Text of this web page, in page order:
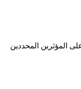
المؤثرين المحددين